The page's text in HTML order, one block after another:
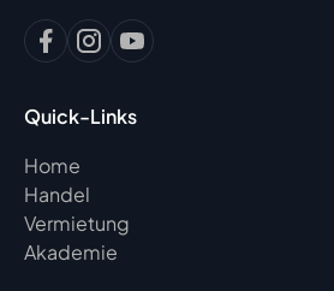
Quick-Links
Home
Handel
Vermietung
Akademie